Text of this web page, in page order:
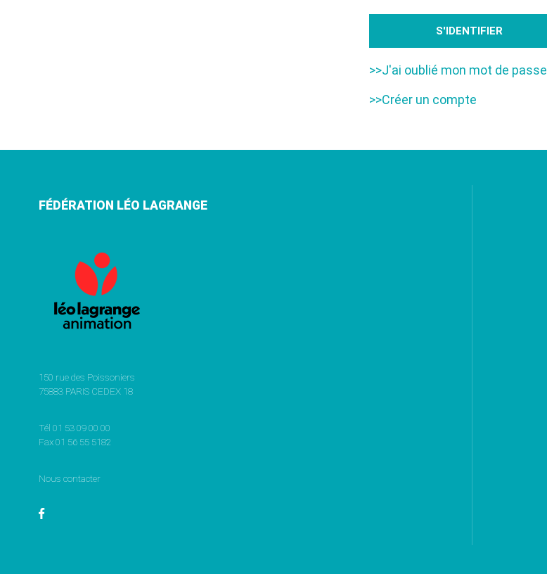
>>J'ai oublié mon mot de passe
>>Créer un compte
FÉDÉRATION LÉO LAGRANGE
150 rue des Poissoniers
75883 PARIS CEDEX 18
Tél 01 53 09 00 00
Fax 01 56 55 5182
Nous contacter